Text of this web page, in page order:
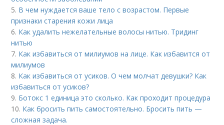
5. В чем нуждается ваше тело с возрастом. Первые
признаки старения кожи лица
6. Как удалить нежелательные волосы нитью. Тридинг
нитью
7. Как избавиться от милиумов на лице. Как избавится от
милиумов
8. Как избавиться от усиков. О чем молчат девушки? Как
избавиться от усиков?
9. Ботокс 1 единица это сколько. Как проходит процедура
10. Как бросить пить самостоятельно. Бросить пить —
сложная задача.